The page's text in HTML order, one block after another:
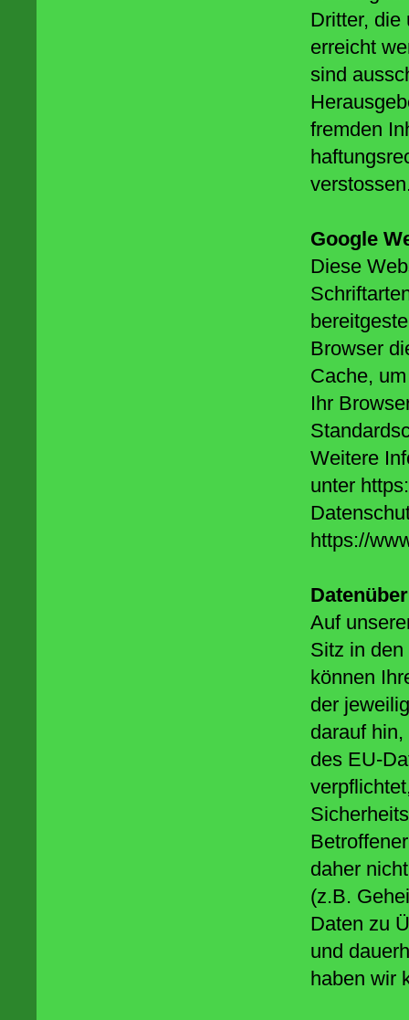
Dritter, die
erreicht
sind
fremden
Google
Diese
Browser
Cache,
Ihr
Weitere
unter
https://
Auf
Sitz in
können
der
darauf
des EU-
daher
(z.B.
Daten zu
und
haben wir